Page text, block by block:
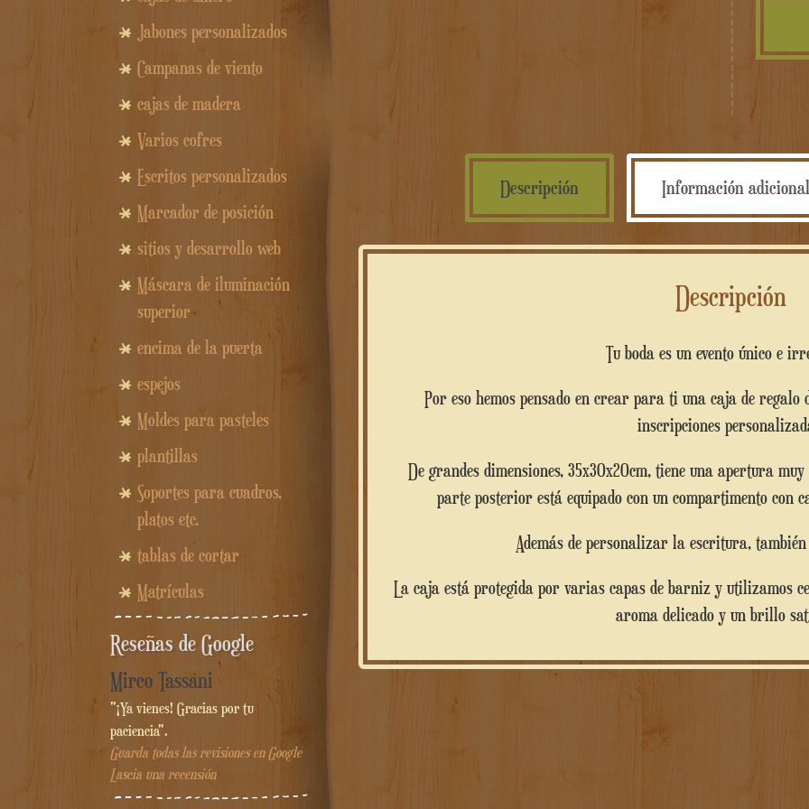
Descripción Información adicional
Descripción
Tu boda es un evento único e
Por eso hemos pensado en crear para ti una caja de regalo de madera, íntegramente tallada con
inscripciones
De grandes dimensiones, 35x30x20cm, tiene una apertura muy cómoda para introducir sobres y en la
parte posterior está equipado con un compartimento con
Además de personalizar la escritura,
La caja está protegida por varias capas de barniz y utilizamos cera de abeja como acabado para darle un
aroma delicado y un brillo
Jabones personalizados
Campanas de viento
cajas de madera
Varios cofres
Escritos personalizados
Marcador de posición
sitios y desarrollo web
Máscara de iluminación
superior
encima de la puerta
espejos
Moldes para pasteles
plantillas
Soportes para cuadros,
platos etc.
tablas de cortar
Matrículas
Reseñas de Google
Mirco Tassani
"¡Ya vienes! Gracias por tu
paciencia".
Guarda todas las revisiones en Google
Lascia una recensión